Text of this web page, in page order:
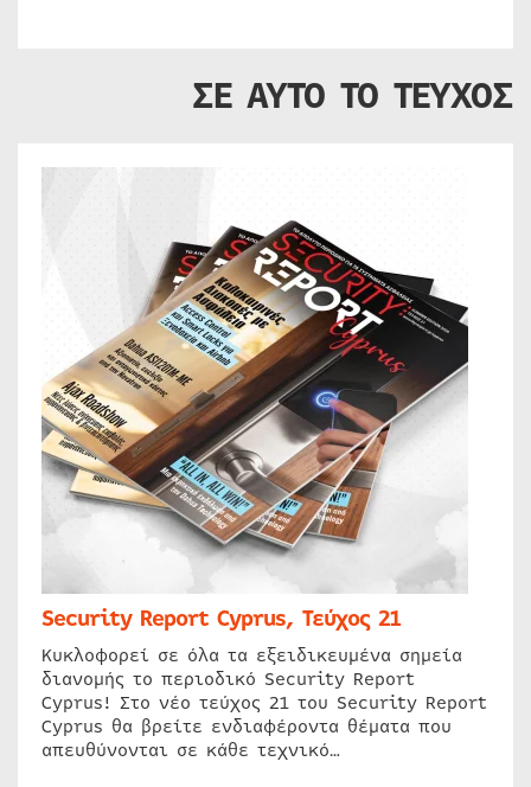
ΣΕ ΑΥΤΟ ΤΟ ΤΕΥΧΟΣ
Security Report Cyprus, Τεύχος 21
Κυκλοφορεί σε όλα τα εξειδικευμένα σημεία
διανομής το περιοδικό Security Report
Cyprus! Στο νέο τεύχος 21 του Security Report
Cyprus θα βρείτε ενδιαφέροντα θέματα που
απευθύνονται σε κάθε τεχνικό…